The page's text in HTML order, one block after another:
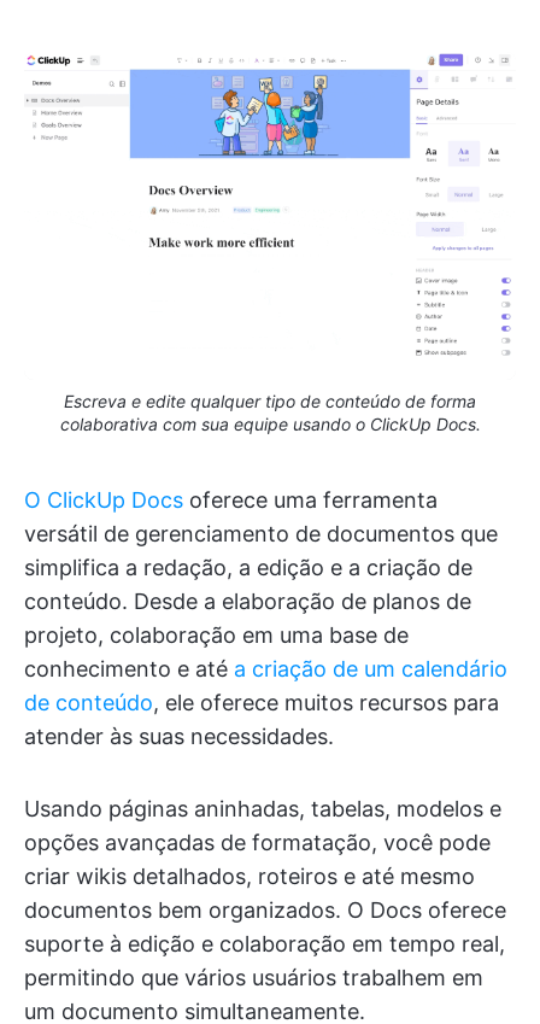
Escreva e edite qualquer tipo de conteúdo de forma
colaborativa com sua equipe usando o ClickUp Docs.
O ClickUp Docs oferece uma ferramenta
versátil de gerenciamento de documentos que
simplifica a redação, a edição e a criação de
conteúdo. Desde a elaboração de planos de
projeto, colaboração em uma base de
conhecimento e até a criação de um calendário
de conteúdo, ele oferece muitos recursos para
atender às suas necessidades.
Usando páginas aninhadas, tabelas, modelos e
opções avançadas de formatação, você pode
criar wikis detalhados, roteiros e até mesmo
documentos bem organizados. O Docs oferece
suporte à edição e colaboração em tempo real,
permitindo que vários usuários trabalhem em
um documento simultaneamente.